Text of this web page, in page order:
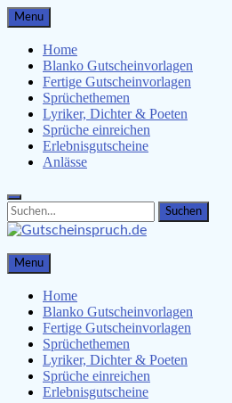
Skip
to
content
Menu
Home
Blanko Gutscheinvorlagen
Fertige Gutscheinvorlagen
Sprüchethemen
Lyriker, Dichter & Poeten
Sprüche einreichen
Erlebnisgutscheine
Anlässe
Search
for:
Search
Gutscheinspruch.de
Gutscheinsprüche &
Menu
Home
Blanko Gutscheinvorlagen
Fertige Gutscheinvorlagen
Sprüchethemen
Lyriker, Dichter & Poeten
Sprüche einreichen
Erlebnisgutscheine